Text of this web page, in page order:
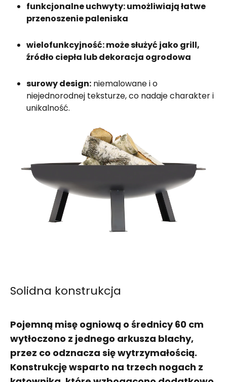
funkcjonalne uchwyty: umożliwiają łatwe
przenoszenie paleniska
wielofunkcyjność: może służyć jako grill,
źródło ciepła lub dekoracja ogrodowa
surowy design: niemalowane i o
niejednorodnej teksturze, co nadaje charakter i
unikalność.
Solidna konstrukcja
Pojemną misę ogniową o średnicy 60 cm
wytłoczono z jednego arkusza blachy,
przez co odznacza się wytrzymałością.
Konstrukcję wsparto na trzech nogach z